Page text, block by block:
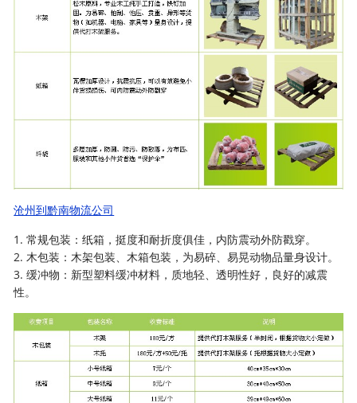
沧州到黔南物流公司
1. 常规包装：纸箱，挺度和耐折度俱佳，内防震动外防戳穿。
2. 木包装：木架包装、木箱包装，为易碎、易晃动物品量身设计。
3. 缓冲物：新型塑料缓冲材料，质地轻、透明性好，良好的减震
性。